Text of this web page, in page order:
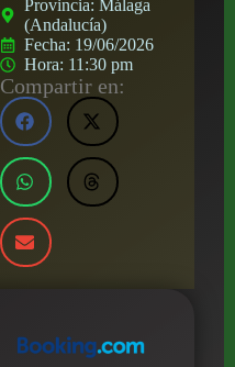
Provincia:Málaga
(Andalucía)
Fecha: 19/06/2026
Hora: 11:30 pm
Compartir en: